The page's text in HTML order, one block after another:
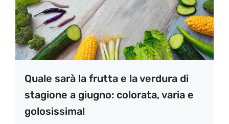
Quale sarà la frutta e la verdura di
stagione a giugno: colorata, varia e
golosissima!